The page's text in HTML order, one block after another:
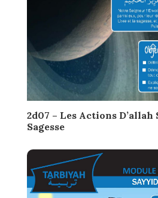
2d07 – Les Actions D’allah
Sagesse